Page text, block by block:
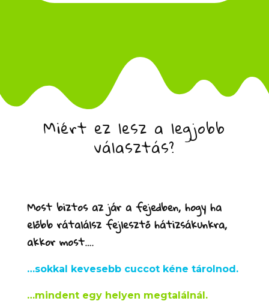
Miért ez lesz a legjobb
választás?
Most biztos az jár a fejedben, hogy ha
előbb rátalálsz fejlesztő hátizsákunkra,
akkor most….
…sokkal kevesebb cuccot kéne tárolnod.
…mindent egy helyen megtalálnál.